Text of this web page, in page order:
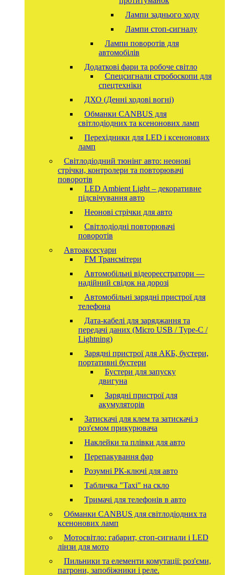
Лампи заднього ходу
Лампи стоп-сигналу
Лампи поворотів для
автомобілів
Додаткові фари та робоче світло
Спецсигнали стробоскопи для
спецтехніки
ДХО (Денні ходові вогні)
Обманки CANBUS для
світлодіодних та ксенонових ламп
Перехідники для LED і ксенонових
ламп
Світлодіодний тюнінг авто: неонові
стрічки, контролери та повторювачі
поворотів
LED Ambient Light – декоративне
підсвічування авто
Неонові стрічки для авто
Світлодіодні повторювачі
поворотів
Автоаксесуари
FM Трансмітери
Автомобільні відеореєстратори —
надійний свідок на дорозі
Автомобільні зарядні пристрої для
телефона
Дата-кабелі для заряджання та
передачі даних (Micro USB / Type-C /
Lightning)
Зарядні пристрої для АКБ, бустери,
портативні бустери
Бустери для запуску
двигуна
Зарядні пристрої для
акумуляторів
Затискачі для клем та затискачі з
роз'ємом прикурювача
Наклейки та плівки для авто
Перепакування фар
Розумні РК-ключі для авто
Табличка "Taxi" на скло
Тримачі для телефонів в авто
Обманки CANBUS для світлодіодних та
ксенонових ламп
Мотосвітло: габарит, стоп-сигнали і LED
лінзи для мото
Пильники та елементи комутації: роз'єми,
патрони, запобіжники і реле.